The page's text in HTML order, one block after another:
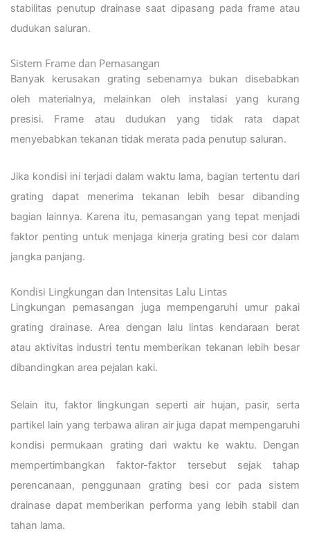
stabilitas penutup drainase saat dipasang pada frame atau
dudukan saluran.
Sistem Frame dan Pemasangan
Banyak kerusakan grating sebenarnya bukan disebabkan
oleh materialnya, melainkan oleh instalasi yang kurang
presisi. Frame atau dudukan yang tidak rata dapat
menyebabkan tekanan tidak merata pada penutup saluran.
Jika kondisi ini terjadi dalam waktu lama, bagian tertentu dari
grating dapat menerima tekanan lebih besar dibanding
bagian lainnya. Karena itu, pemasangan yang tepat menjadi
faktor penting untuk menjaga kinerja grating besi cor dalam
jangka panjang.
Kondisi Lingkungan dan Intensitas Lalu Lintas
Lingkungan pemasangan juga mempengaruhi umur pakai
grating drainase. Area dengan lalu lintas kendaraan berat
atau aktivitas industri tentu memberikan tekanan lebih besar
dibandingkan area pejalan kaki.
Selain itu, faktor lingkungan seperti air hujan, pasir, serta
partikel lain yang terbawa aliran air juga dapat mempengaruhi
kondisi permukaan grating dari waktu ke waktu. Dengan
mempertimbangkan faktor-faktor tersebut sejak tahap
perencanaan, penggunaan grating besi cor pada sistem
drainase dapat memberikan performa yang lebih stabil dan
tahan lama.